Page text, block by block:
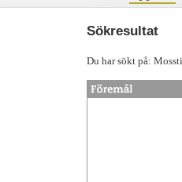
Sökresultat
Du har sökt på: